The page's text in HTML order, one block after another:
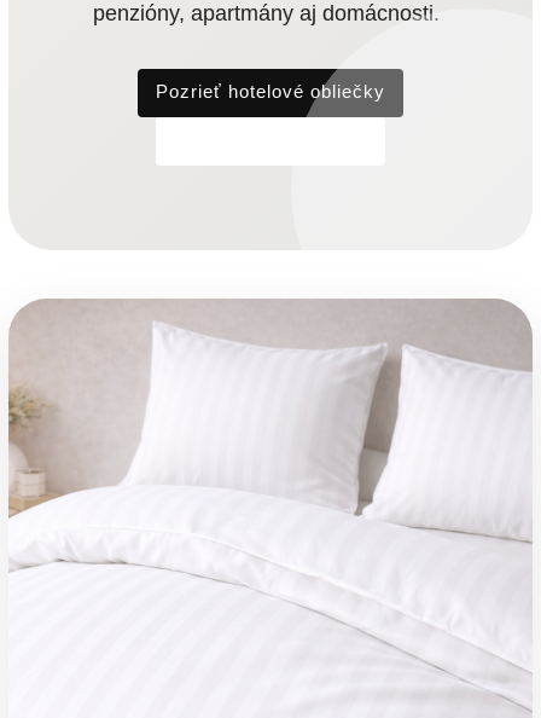
penzióny, apartmány aj domácnosti.
Pozrieť hotelové obliečky